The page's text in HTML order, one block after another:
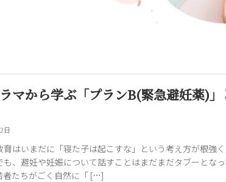
マから学ぶ「プランB(緊急避妊薬)
日
育はいまだに「寝た子は起こすな」という考え方が根強
も、避妊や妊娠について話すことはまだまだタブーとな
者たちがごく自然に「 […]